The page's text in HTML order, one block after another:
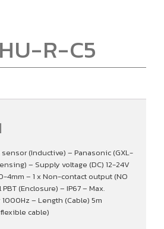
R-C5
(Inductive) – Panasonic (GXL-
– Supply voltage (DC) 12-24V
4mm – 1 x Non-contact output (NO
(Enclosure) – IP67 – Max.
– Length (Cable) 5m
cable)